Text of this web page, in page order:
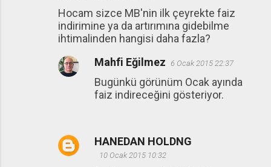
Hocam sizce MB'nin ilk çeyrekte faiz
indirimine ya da artırımına gidebilme
ihtimalinden hangisi daha fazla?
Mahfi Eğilmez 6 Ocak 2015 22:37
Bugünkü görünüm Ocak ayında
faiz indireceğini gösteriyor.
HANEDAN HOLDNG
10 Ocak 2015 10:32